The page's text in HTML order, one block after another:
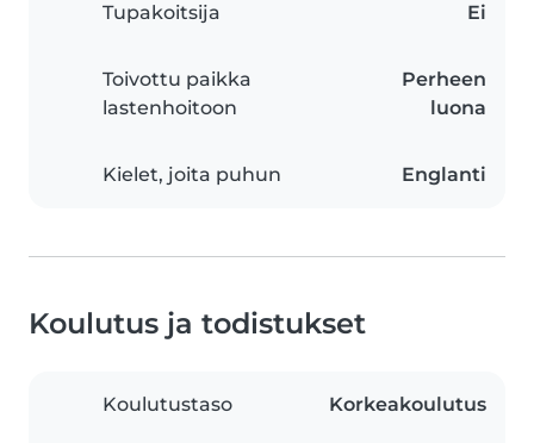
Tupakoitsija Ei
Toivottu paikka
lastenhoitoon
Perheen
luona
Kielet, joita puhun Englanti
Koulutus ja todistukset
Koulutustaso Korkeakoulutus